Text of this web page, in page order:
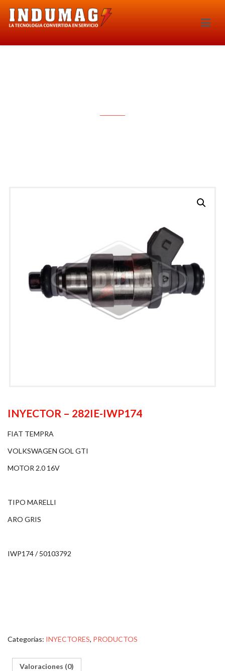
INYECTOR – 282IE-IWP174
FIAT TEMPRA
VOLKSWAGEN GOL GTI
MOTOR 2.0 16V
TIPO MARELLI
ARO GRIS
IWP174 / 50103792
Categorías: INYECTORES, PRODUCTOS
Valoraciones (0)